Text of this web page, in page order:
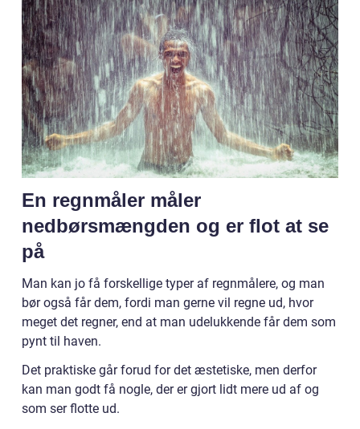
En regnmåler måler
nedbørsmængden og er flot at se
på
Man kan jo få forskellige typer af regnmålere, og man
bør også får dem, fordi man gerne vil regne ud, hvor
meget det regner, end at man udelukkende får dem som
pynt til haven.
Det praktiske går forud for det æstetiske, men derfor
kan man godt få nogle, der er gjort lidt mere ud af og
som ser flotte ud.